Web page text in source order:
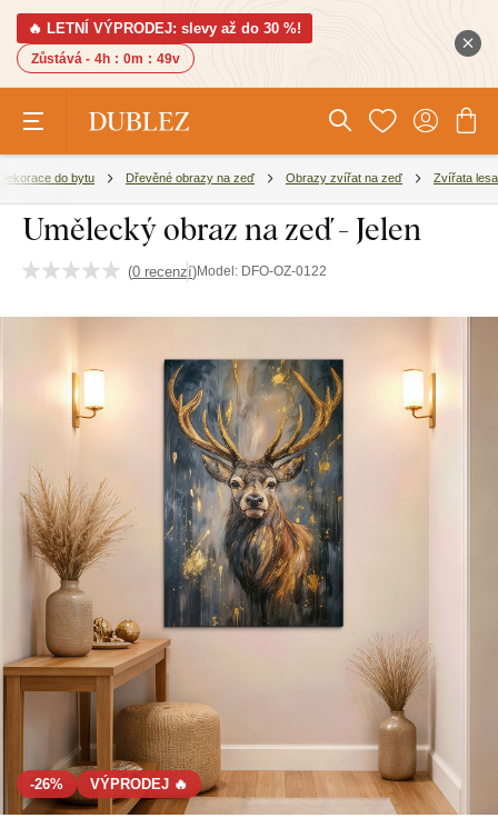
🔥 LETNÍ VÝPRODEJ: slevy až do 30 %!
Zůstává - 4h : 0m : 48v
do bytu Dřevěné obrazy na zeď Obrazy zvířat na zeď Zvířata lesa
Umělecký obraz na zeď - Jelen
(0 recenzí)Model: DFO-OZ-0122
-26% VÝPRODEJ 🔥